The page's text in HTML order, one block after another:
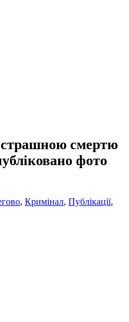
смертю
фото
, Кримінал, Публікації,